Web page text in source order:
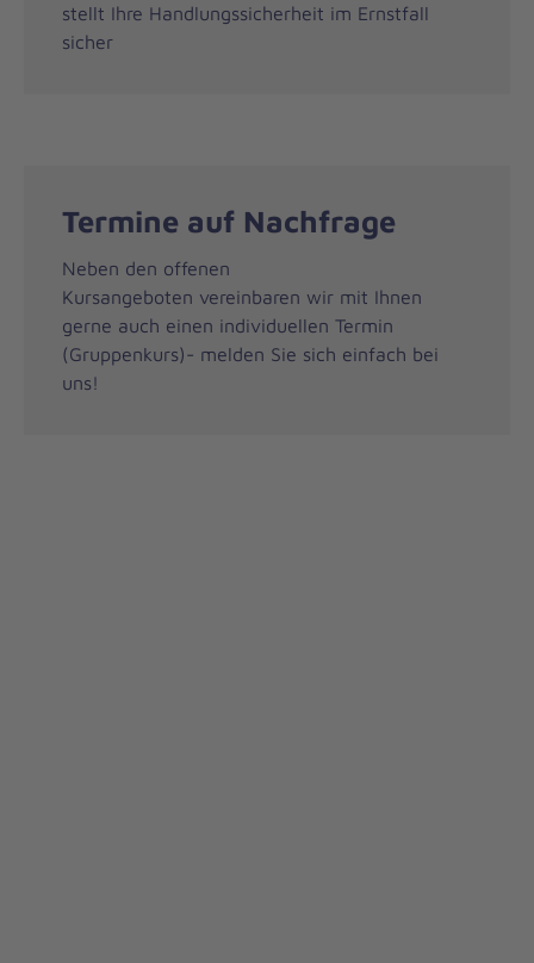
stellt Ihre Handlungssicherheit im Ernstfall
sicher
Termine auf Nachfrage
Neben den offenen
Kursangeboten vereinbaren wir mit Ihnen
gerne auch einen individuellen Termin
(Gruppenkurs)- melden Sie sich einfach bei
uns!